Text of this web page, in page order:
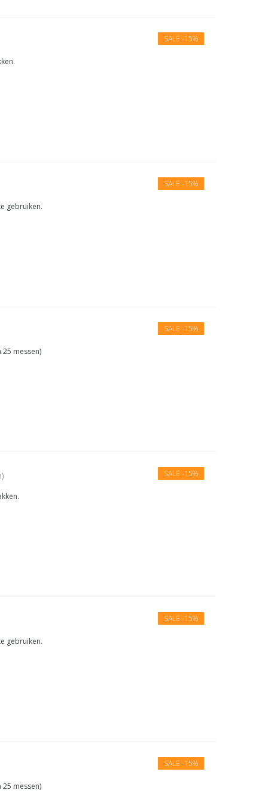
SALE -15%
SALE -15%
gebruiken.
SALE -15%
messen)
SALE -15%
SALE -15%
gebruiken.
SALE -15%
messen)